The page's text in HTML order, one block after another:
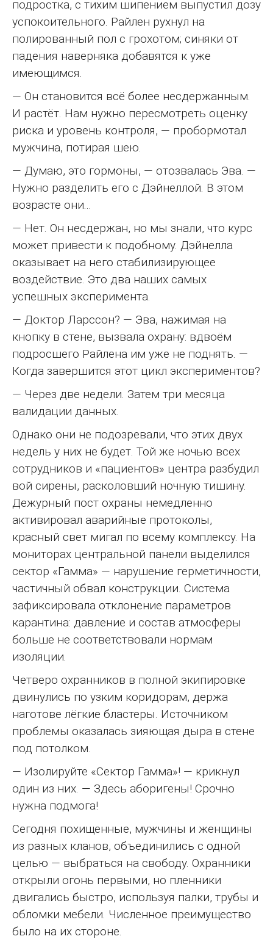
подростка, с тихим шипением выпустил дозу
успокоительного. Райлен рухнул на
полированный пол с грохотом; синяки от
падения наверняка добавятся к уже
имеющимся.
— Он становится всё более несдержанным.
И растёт. Нам нужно пересмотреть оценку
риска и уровень контроля, — пробормотал
мужчина, потирая шею.
— Думаю, это гормоны, — отозвалась Эва. —
Нужно разделить его с Дэйнеллой. В этом
возрасте они...
— Нет. Он несдержан, но мы знали, что курс
может привести к подобному. Дэйнелла
оказывает на него стабилизирующее
воздействие. Это два наших самых
успешных эксперимента.
— Доктор Ларссон? — Эва, нажимая на
кнопку в стене, вызвала охрану: вдвоём
подросшего Райлена им уже не поднять. —
Когда завершится этот цикл экспериментов?
— Через две недели. Затем три месяца
валидации данных.
Однако они не подозревали, что этих двух
недель у них не будет. Той же ночью всех
сотрудников и «пациентов» центра разбудил
вой сирены, расколовший ночную тишину.
Дежурный пост охраны немедленно
активировал аварийные протоколы,
красный свет мигал по всему комплексу. На
мониторах центральной панели выделился
сектор «Гамма» — нарушение герметичности,
частичный обвал конструкции. Система
зафиксировала отклонение параметров
карантина: давление и состав атмосферы
больше не соответствовали нормам
изоляции.
Четверо охранников в полной экипировке
двинулись по узким коридорам, держа
наготове лёгкие бластеры. Источником
проблемы оказалась зияющая дыра в стене
под потолком.
— Изолируйте «Сектор Гамма»! — крикнул
один из них. — Здесь аборигены! Срочно
нужна подмога!
Сегодня похищенные, мужчины и женщины
из разных кланов, объединились с одной
целью — выбраться на свободу. Охранники
открыли огонь первыми, но пленники
двигались быстро, используя палки, трубы и
обломки мебели. Численное преимущество
было на их стороне.